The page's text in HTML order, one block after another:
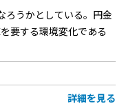
ろうかとしている。円金
要する環境変化である
詳細を見る